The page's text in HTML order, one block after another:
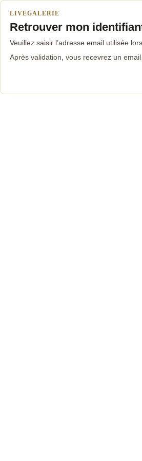
LIVEGALERIE
Retrouver mon
Veuillez saisir l’adresse email utilisée
Après validation, vous recevrez un